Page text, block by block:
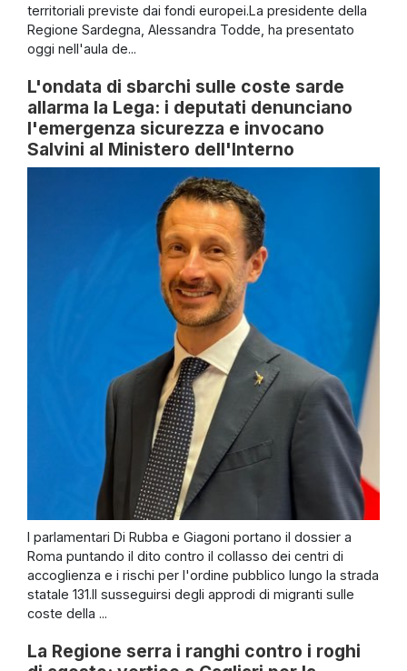
territoriali previste dai fondi europei.La presidente della
Regione Sardegna, Alessandra Todde, ha presentato
oggi nell'aula de...
L'ondata di sbarchi sulle coste sarde
allarma la Lega: i deputati denunciano
l'emergenza sicurezza e invocano
Salvini al Ministero dell'Interno
I parlamentari Di Rubba e Giagoni portano il dossier a
Roma puntando il dito contro il collasso dei centri di
accoglienza e i rischi per l'ordine pubblico lungo la strada
statale 131.Il susseguirsi degli approdi di migranti sulle
coste della ...
La Regione serra i ranghi contro i roghi